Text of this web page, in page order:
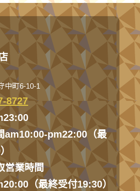
中町6-10-1
8727
am10:00-pm22:00（最
営業時間
（最終受付19:30）